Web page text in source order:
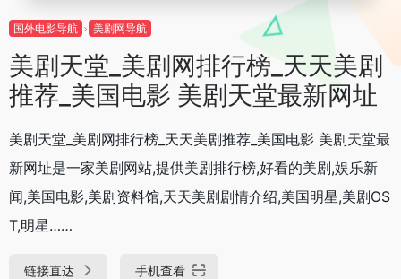
国外电影导航 美剧网导航
美剧天堂_美剧网排行榜_天天美剧
推荐_美国电影 美剧天堂最新网址
美剧天堂_美剧网排行榜_天天美剧推荐_美国电影 美剧天堂最
新网址是一家美剧网站,提供美剧排行榜,好看的美剧,娱乐新
闻,美国电影,美剧资料馆,天天美剧剧情介绍,美国明星,美剧OS
T,明星……
链接直达 手机查看